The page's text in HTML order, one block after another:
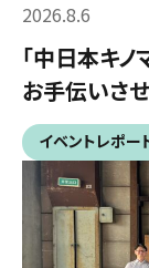
2026.8.6
「中日本キ
お手伝いさ
イベントレポー